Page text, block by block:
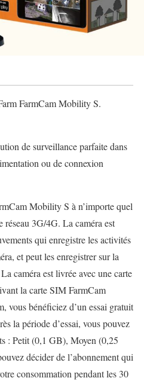
FarmCam Mobility S.
de surveillance parfaite dans
ou de connexion
Mobility S à n’importe quel
3G/4G. La caméra est
qui enregistre les activités
et peut les enregistrer sur la
caméra est livrée avec une carte
la carte SIM FarmCam
vous bénéficiez d’un essai gratuit
la période d’essai, vous pouvez
: Petit (0,1 GB), Moyen (0,25
décider de l’abonnement qui
consommation pendant les 30